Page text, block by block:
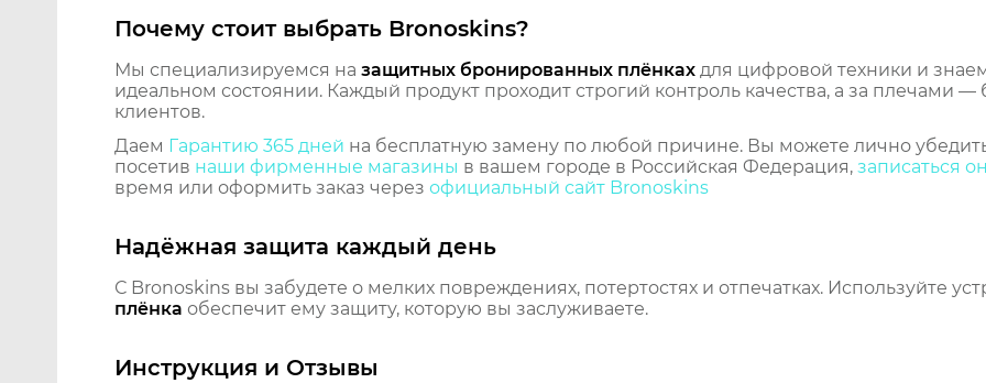
Почему стоит выбрать Bronoskins?
Мы специализируемся на защитных бронированных плёнках для цифровой техники и
идеальном состоянии. Каждый продукт проходит строгий контроль качества, а за плечами
клиентов.
Даем Гарантию 365 дней на бесплатную замену по любой причине. Вы можете лично
посетив наши фирменные магазины в вашем городе в Российская Федерация, записаться
время или оформить заказ через официальный сайт Bronoskins
Надёжная защита каждый день
С Bronoskins вы забудете о мелких повреждениях, потертостях и отпечатках. Используйте
плёнка обеспечит ему защиту, которую вы заслуживаете.
Инструкция и Отзывы